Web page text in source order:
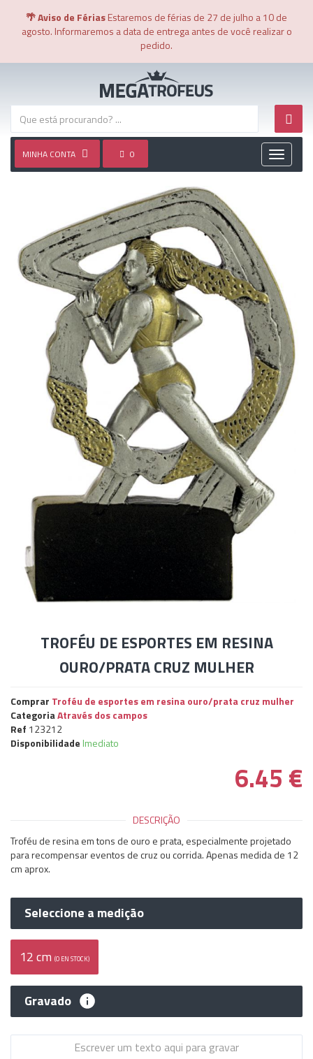
🌴 Aviso de FériasEstaremos de férias de 27 de julho a 10 de
agosto. Informaremos a data de entrega antes de você realizar o
pedido.
MINHA CONTA 0
Toggle
TROFÉU DE ESPORTES EM RESINA
OURO/PRATA CRUZ MULHER
Comprar Troféu de esportes em resina ouro/prata cruz mulher
CategoriaAtravés dos campos
Ref 123212
Disponibilidade Imediato
6.45 €
DESCRIÇÃO
Troféu de resina em tons de ouro e prata, especialmente projetado
para recompensar eventos de cruz ou corrida. Apenas medida de 12
cm aprox.
Seleccione a medição
12 cm (0 EN STOCK)
Gravado